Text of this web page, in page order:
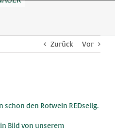
Zurück Vor
schon den Rotwein REDselig.
Bild von unserem